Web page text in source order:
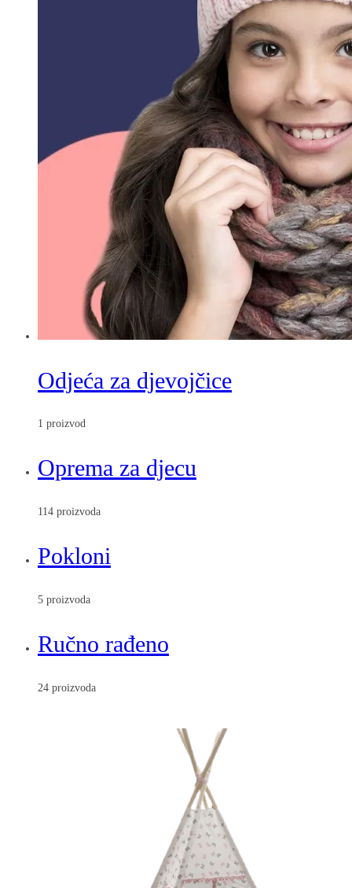
Odjeća za djevojčice
1 proizvod
Oprema za djecu
114 proizvoda
Pokloni
5 proizvoda
Ručno rađeno
24 proizvoda